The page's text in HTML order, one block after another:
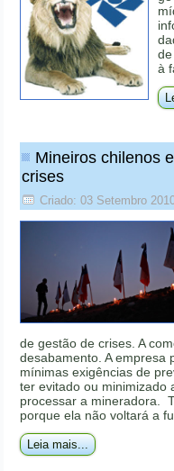
à
Mineiros chilenos
crises
Criado: 03 Setembro
de gestão de crises. A
desabamento. A empresa
mínimas exigências de
ter evitado ou minimizado
processar a mineradora.
porque ela não voltará a
Leia mais...